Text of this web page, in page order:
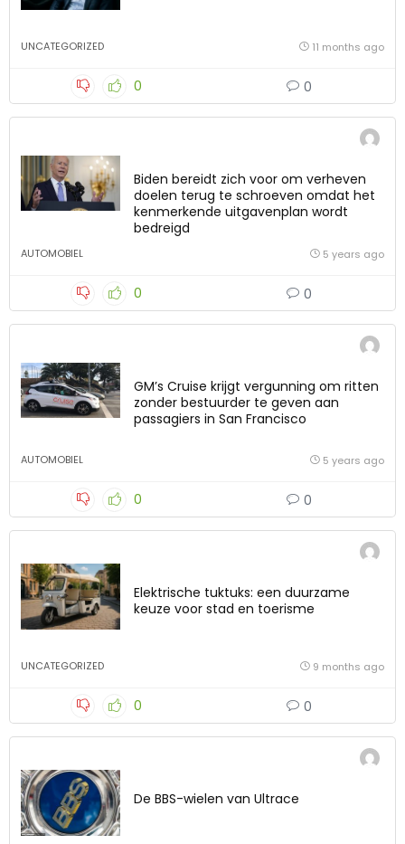
UNCATEGORIZED 11 months ago
0 0
Biden bereidt zich voor om verheven
doelen terug te schroeven omdat het
kenmerkende uitgavenplan wordt
bedreigd
AUTOMOBIEL 5 years ago
0 0
GM’s Cruise krijgt vergunning om ritten
zonder bestuurder te geven aan
passagiers in San Francisco
AUTOMOBIEL 5 years ago
0 0
Elektrische tuktuks: een duurzame
keuze voor stad en toerisme
UNCATEGORIZED 9 months ago
0 0
De BBS-wielen van Ultrace